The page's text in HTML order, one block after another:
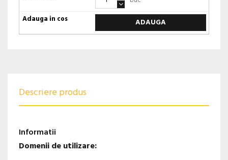
ADAUGA
Descriere produs
Informatii
Domenii de utilizare: